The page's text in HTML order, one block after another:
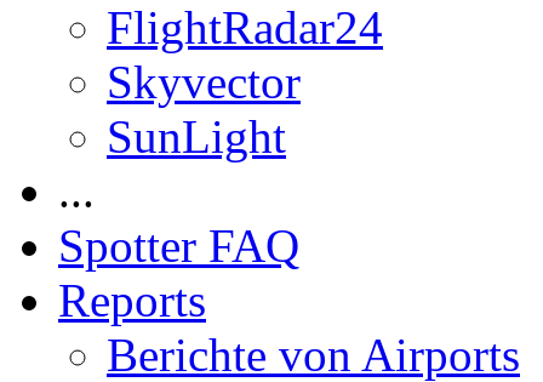
FlightRadar24
Skyvector
SunLight
...
Spotter FAQ
Reports
Berichte von Airports